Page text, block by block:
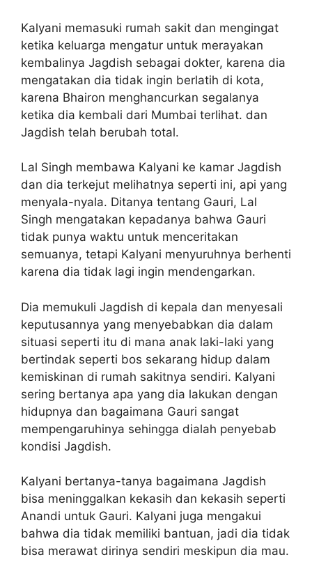
Kalyani memasuki rumah sakit dan mengingat
ketika keluarga mengatur untuk merayakan
kembalinya Jagdish sebagai dokter, karena dia
mengatakan dia tidak ingin berlatih di kota,
karena Bhairon menghancurkan segalanya
ketika dia kembali dari Mumbai terlihat. dan
Jagdish telah berubah total.
Lal Singh membawa Kalyani ke kamar Jagdish
dan dia terkejut melihatnya seperti ini, api yang
menyala-nyala. Ditanya tentang Gauri, Lal
Singh mengatakan kepadanya bahwa Gauri
tidak punya waktu untuk menceritakan
semuanya, tetapi Kalyani menyuruhnya berhenti
karena dia tidak lagi ingin mendengarkan.
Dia memukuli Jagdish di kepala dan menyesali
keputusannya yang menyebabkan dia dalam
situasi seperti itu di mana anak laki-laki yang
bertindak seperti bos sekarang hidup dalam
kemiskinan di rumah sakitnya sendiri. Kalyani
sering bertanya apa yang dia lakukan dengan
hidupnya dan bagaimana Gauri sangat
mempengaruhinya sehingga dialah penyebab
kondisi Jagdish.
Kalyani bertanya-tanya bagaimana Jagdish
bisa meninggalkan kekasih dan kekasih seperti
Anandi untuk Gauri. Kalyani juga mengakui
bahwa dia tidak memiliki bantuan, jadi dia tidak
bisa merawat dirinya sendiri meskipun dia mau.